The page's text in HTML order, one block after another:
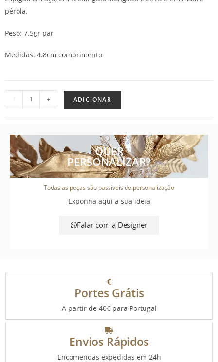
pérola.
Peso: 7.5gr par
Medidas: 4.8cm comprimento
- + ADICIONAR
QUER
PERSONALIZAR?
Todas as peças são passíveis de personalização
Exponha aqui a sua ideia
Falar com a Designer
Portes Grátis
A partir de 40€ para Portugal
Envios Rápidos
Encomendas expedidas em 24h